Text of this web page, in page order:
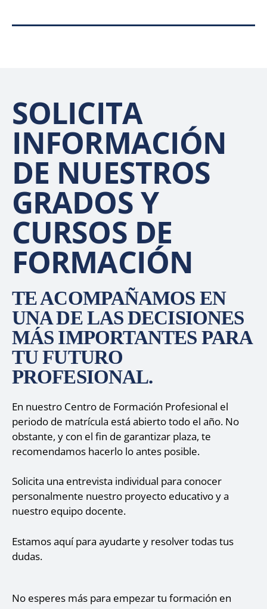
SOLICITA
INFORMACIÓN
DE NUESTROS
GRADOS Y
CURSOS DE
FORMACIÓN
TE ACOMPAÑAMOS EN
UNA DE LAS DECISIONES
MÁS IMPORTANTES PARA
TU FUTURO
PROFESIONAL.
En nuestro Centro de Formación Profesional el
periodo de matrícula está abierto todo el año. No
obstante, y con el fin de garantizar plaza, te
recomendamos hacerlo lo antes posible.
Solicita una entrevista individual para conocer
personalmente nuestro proyecto educativo y a
nuestro equipo docente.
Estamos aquí para ayudarte y resolver todas tus
dudas.
No esperes más para empezar tu formación en